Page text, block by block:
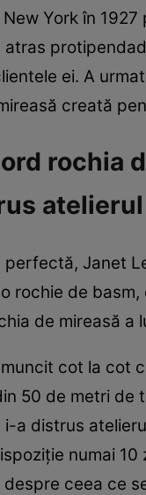
York în
atras
ei. A
creată
rochia
atelierul
Janet
rochie de
de mireasă a
cot la cot
50 de metri
a distrus
numai
ceea ce